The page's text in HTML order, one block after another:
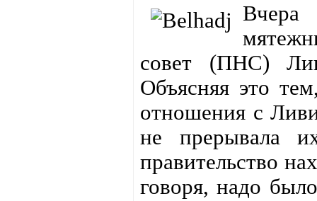
совет (ПНС)
Объясняя это
отношения с
не прерывала
правительство
говоря, надо